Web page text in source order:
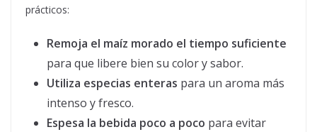
prácticos:
Remoja el maíz morado el tiempo suficiente
para que libere bien su color y sabor.
Utiliza especias enteras para un aroma más
intenso y fresco.
Espesa la bebida poco a poco para evitar